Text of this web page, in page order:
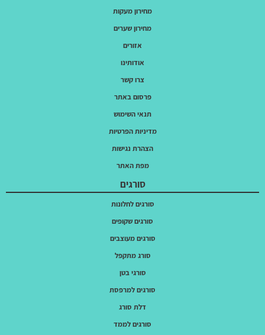
מחירון מעקות
מחירון שערים
אזורים
אודותינו
צרו קשר
פרסום באתר
תנאי השימוש
מדיניות הפרטיות
הצהרת נגישות
מפת האתר
סורגים
סורגים לחלונות
סורגים שקופים
סורגים מעוצבים
סורג מתקפל
סורגי בטן
סורגים למרפסת
דלת סורג
סורגים לממד